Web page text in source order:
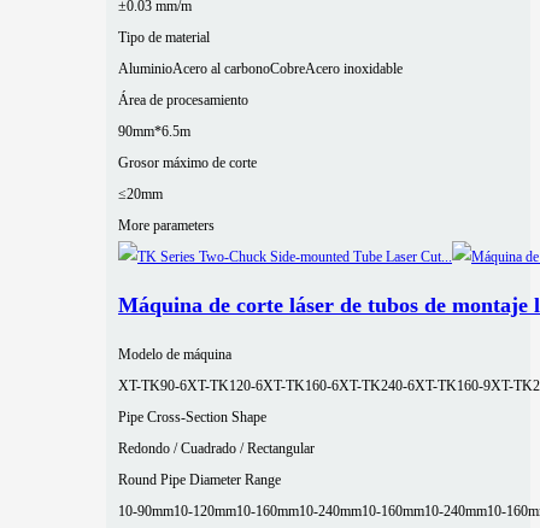
±0.03 mm/m
Tipo de material
AluminioAcero al carbonoCobreAcero inoxidable
Área de procesamiento
90mm*6.5m
Grosor máximo de corte
≤20mm
More parameters
Máquina de corte láser de tubos de
Modelo de máquina
XT-TK90-6XT-TK120-6XT-TK160-6XT-TK240-6XT-TK160-9XT-
Pipe Cross-Section Shape
Redondo / Cuadrado / Rectangular
Round Pipe Diameter Range
10-90mm10-120mm10-160mm10-240mm10-160mm10-240mm10-